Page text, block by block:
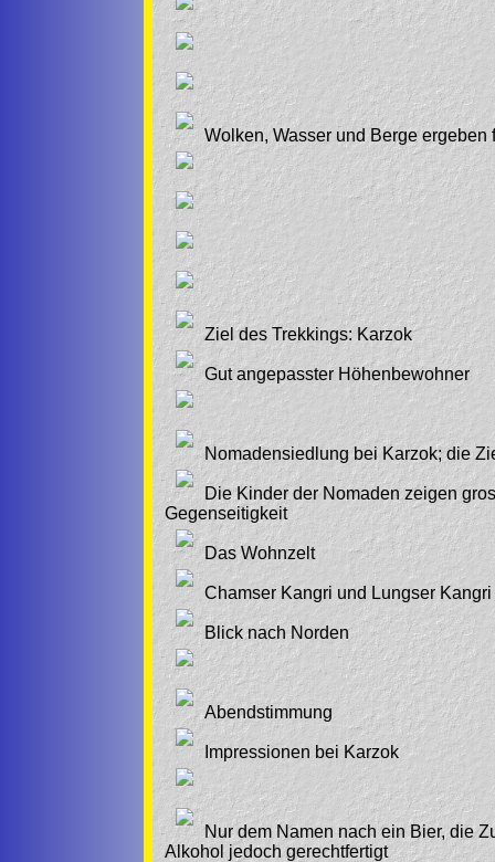
Wolken, Wasser und Berge
Ziel des Trekkings: Karzok
Gut angepasster Höhenbewohner
Nomadensiedlung bei Karzok; die
Die Kinder der Nomaden zeigen
Gegenseitigkeit
Das Wohnzelt
Chamser Kangri und Lungser
Blick nach Norden
Abendstimmung
Impressionen bei Karzok
Nur dem Namen nach ein Bier, die
Alkohol jedoch gerechtfertigt